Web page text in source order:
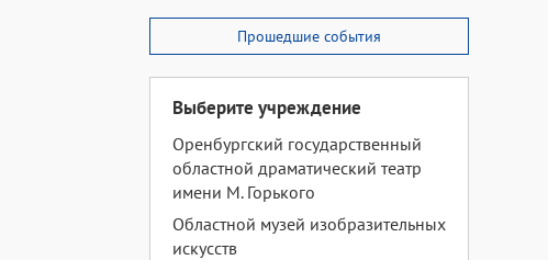
Прошедшие события
Выберите учреждение
Оренбургский государственный
областной драматический театр
имени М. Горького
Областной музей изобразительных
искусств